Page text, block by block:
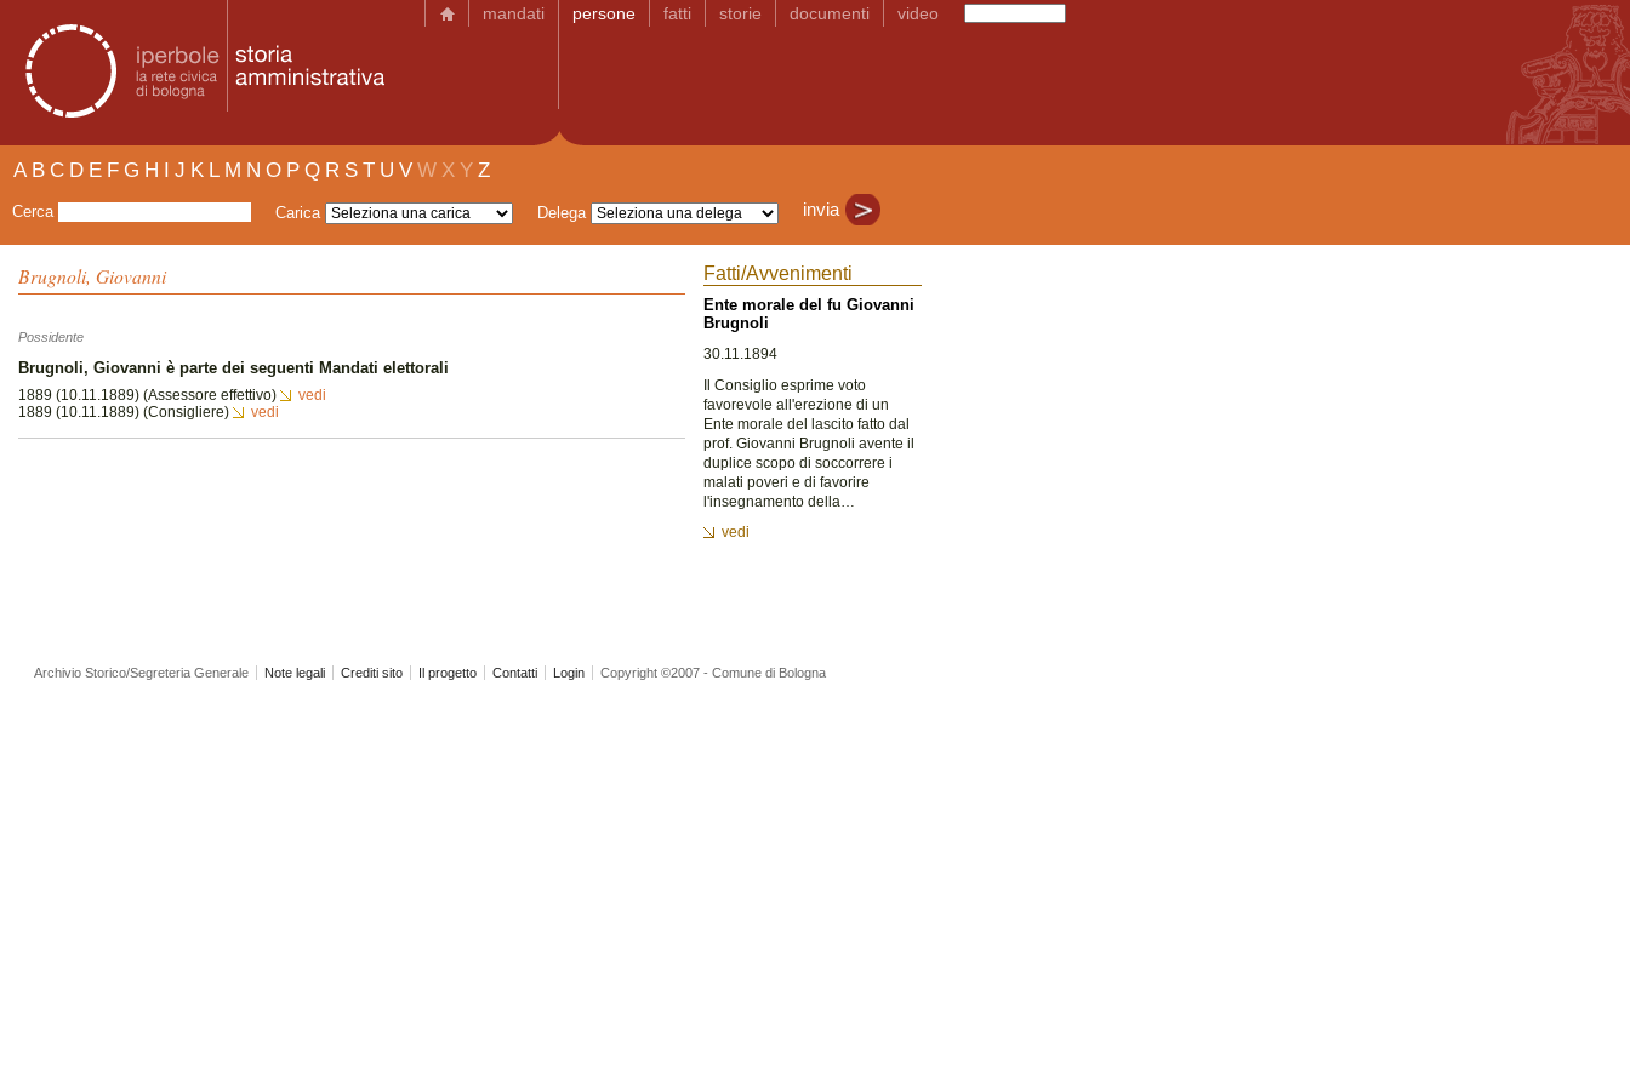
mandati persone fatti storie documenti video
A B C D E F G H I J K L M N O P Q R S T U V W X Y Z
Cerca Carica Delega
Brugnoli, Giovanni
Possidente
Brugnoli, Giovanni è parte dei seguenti Mandati elettorali
1889 (10.11.1889) (Assessore effettivo)
vedi
1889 (10.11.1889) (Consigliere)
vedi
Fatti/Avvenimenti
Ente morale del fu Giovanni
Brugnoli
30.11.1894
Il Consiglio esprime voto
favorevole all'erezione di un
Ente morale del lascito fatto dal
prof. Giovanni Brugnoli avente il
duplice scopo di soccorrere i
malati poveri e di favorire
l'insegnamento della…
vedi
Archivio Storico/Segreteria Generale Note legali Crediti sito Il progetto Contatti Login Copyright ©2007 - Comune di Bologna